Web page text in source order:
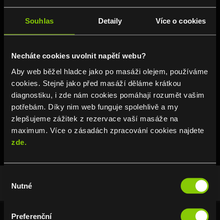
Souhlas Detaily Více o cookies
Necháte cookies uvolnit napětí webu?
Aby web běžel hladce jako po masáži olejem, používáme
cookies. Stejně jako před masáží děláme krátkou
diagnostiku, i zde nám cookies pomáhají rozumět vašim
potřebám. Díky nim web funguje spolehlivě a my
zlepšujeme zážitek z rezervace vaší masáže na
maximum. Více o zásadách zpracování cookies najdete
zde.
souhlasu
Nutné
Preferenční
Branches
We look forward to you! We are here for
you every day in any weather. Enjoy pain-
free relaxation.